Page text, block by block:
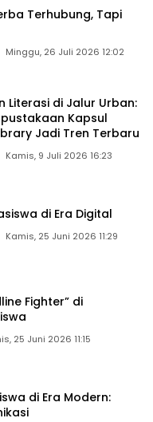
Terhubung, Tapi
Minggu, 26 Juli 2026 12:02
Literasi di Jalur Urban:
Kapsul
Jadi Tren Terbaru
Kamis, 9 Juli 2026 16:23
di Era Digital
Kamis, 25 Juni 2026 11:29
Fighter” di
25 Juni 2026 11:15
di Era Modern: